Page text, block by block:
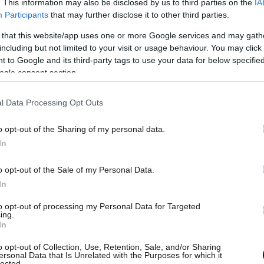
This information may also be disclosed by us to third parties on the
Participants that may further disclose it to other third parties.
that this website/app uses one or more Google services and may
but not limited to your visit or usage behaviour. You may
to Google and its third-party tags to use your data for below
consent section.
Data Processing Opt Outs
opt-out of the Sharing of my personal data.
opt-out of the Sale of my Personal Data.
opt-out of processing my Personal Data for Targeted
opt-out of Collection, Use, Retention, Sale, and/or Sharing
Data that Is Unrelated with the Purposes for which it
της Τετάρτης 10/6 η εκπομπή του Mega
τιμών στο μοσχαρίσιο κρέας δείχνει
, καθώς από 10–12 ευρώ το κιλό το 2016,
περίοδο 2020–2021, στα 15,50–17 ευρώ το
πλέον μεταξύ 20 και 25 ευρώ το κιλό.